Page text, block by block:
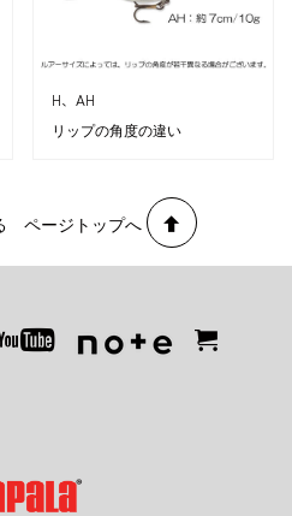
H、AH
リップの角度の違い
ページトップへ